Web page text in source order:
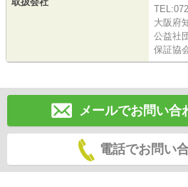
大阪府
公益社
保証協
メールでお問い合
電話でお問い